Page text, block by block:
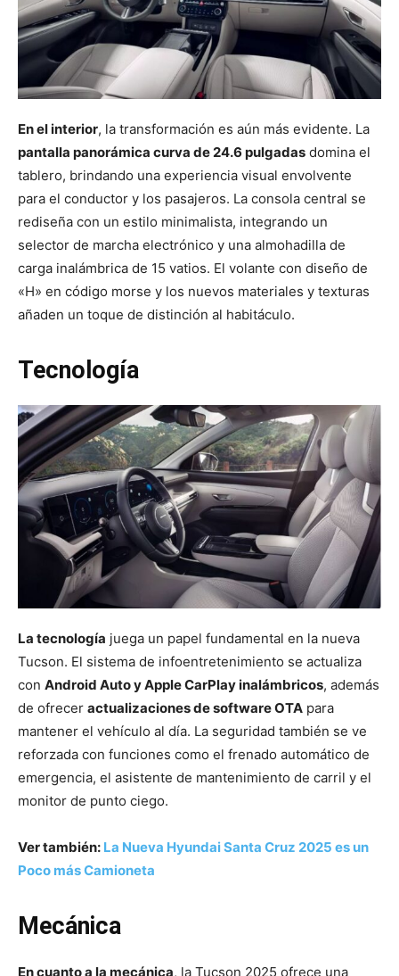
En el interior, la transformación es aún más evidente. La
pantalla panorámica curva de 24.6 pulgadas domina el
tablero, brindando una experiencia visual envolvente
para el conductor y los pasajeros. La consola central se
rediseña con un estilo minimalista, integrando un
selector de marcha electrónico y una almohadilla de
carga inalámbrica de 15 vatios. El volante con diseño de
«H» en código morse y los nuevos materiales y texturas
añaden un toque de distinción al habitáculo.
Tecnología
La tecnología juega un papel fundamental en la nueva
Tucson. El sistema de infoentretenimiento se actualiza
con Android Auto y Apple CarPlay inalámbricos, además
de ofrecer actualizaciones de software OTA para
mantener el vehículo al día. La seguridad también se ve
reforzada con funciones como el frenado automático de
emergencia, el asistente de mantenimiento de carril y el
monitor de punto ciego.
Ver también: La Nueva Hyundai Santa Cruz 2025 es un
Poco más Camioneta
Mecánica
En cuanto a la mecánica, la Tucson 2025 ofrece una